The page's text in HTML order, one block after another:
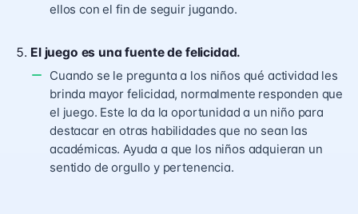
ellos con el fin de seguir jugando.
El juego es una fuente de felicidad.
Cuando se le pregunta a los niños qué actividad les
brinda mayor felicidad, normalmente responden que
el juego. Este la da la oportunidad a un niño para
destacar en otras habilidades que no sean las
académicas. Ayuda a que los niños adquieran un
sentido de orgullo y pertenencia.